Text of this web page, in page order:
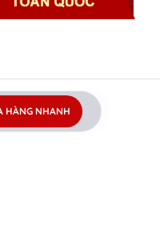
HÀNG NHANH